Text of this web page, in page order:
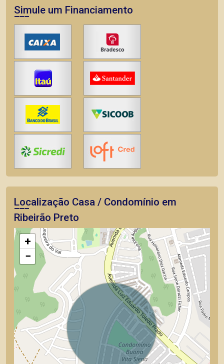
Simule um Financiamento
Localização Casa / Condomínio em
Ribeirão Preto
+
−